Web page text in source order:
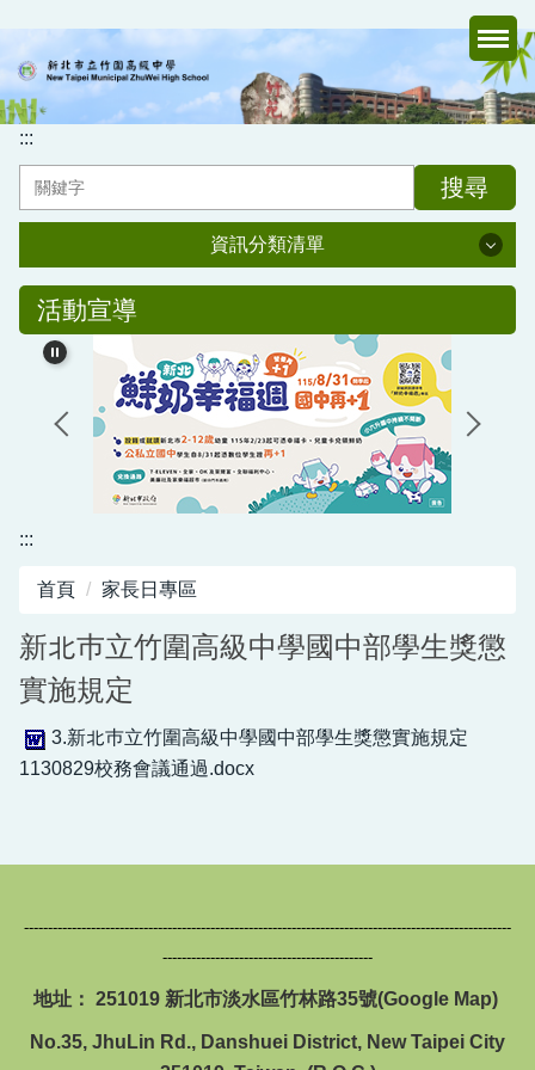
主
要
內
容
:::
搜尋
資訊分類清單
資訊分類清單
認識竹中
行政處室
家長會
媒體報導專區
正常教學專區
輔導活動專區
衛生健康專區
活動宣導
:::
首頁 家長日專區
新北巿立竹圍高級中學國中部學生獎懲
實施規定
3.新北巿立竹圍高級中學國中部學生獎懲實施規定
1130829校務會議通過.docx
------------------------------------------------------------------------------------------------------
--------------------------------------------
地址： 251019 新北市淡水區竹林路35號(Google Map)
No.35, JhuLin Rd., Danshuei District, New Taipei City